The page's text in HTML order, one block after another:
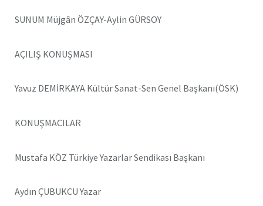
SUNUM Müjgân ÖZÇAY-Aylin GÜRSOY
AÇILIŞ KONUŞMASI
Yavuz DEMİRKAYA Kültür Sanat-Sen Genel Başkanı(ÖSK)
KONUŞMACILAR
Mustafa KÖZ Türkiye Yazarlar Sendikası Başkanı
Aydın ÇUBUKCU Yazar